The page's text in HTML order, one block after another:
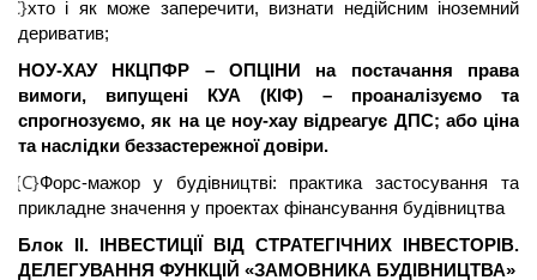
{C}хто і як може заперечити, визнати недійсним іноземний
дериватив;
НОУ-ХАУ НКЦПФР –ОПЦІНИ на постачання права
вимоги, випущені КУА (КІФ) – проаналізуємо та
спрогнозуємо, як на це ноу-хау відреагує ДПС; або ціна
та наслідки беззастережної довіри.
{C}Форс-мажор у будівництві: практика застосування та
прикладне значення у проектах фінансування будівництва
Блок ІІ. ІНВЕСТИЦІЇ ВІД СТРАТЕГІЧНИХ ІНВЕСТОРІВ.
ДЕЛЕГУВАННЯ ФУНКЦІЙ «ЗАМОВНИКА БУДІВНИЦТВА»